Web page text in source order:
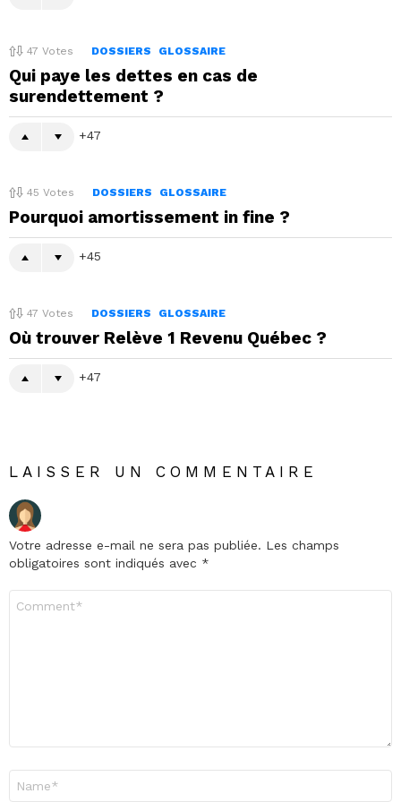
47 Votes DOSSIERS GLOSSAIRE
Qui paye les dettes en cas de
surendettement ?
47
45 Votes DOSSIERS GLOSSAIRE
Pourquoi amortissement in fine ?
45
47 Votes DOSSIERS GLOSSAIRE
Où trouver Relève 1 Revenu Québec ?
47
LAISSER UN COMMENTAIRE
Votre adresse e-mail ne sera pas publiée. Les champs
obligatoires sont indiqués avec *